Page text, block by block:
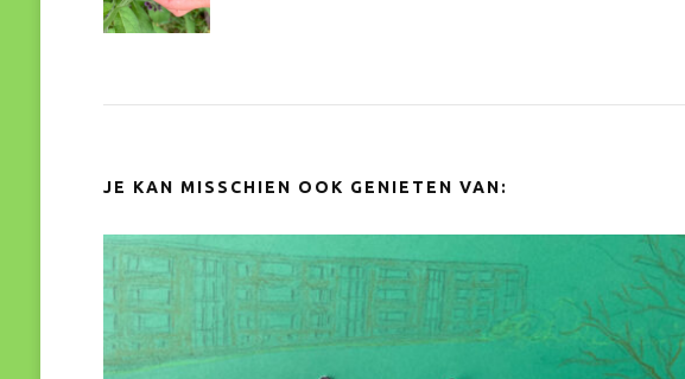
navigatie
JE KAN MISSCHIEN OOK GENIETEN VAN: